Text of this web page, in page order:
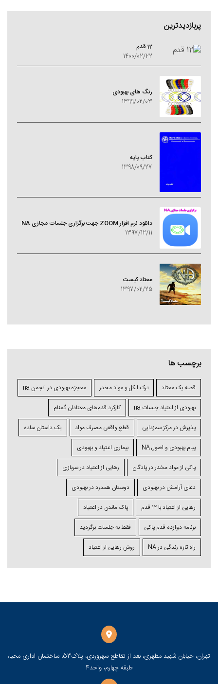
پربازدیدترین
12 قدم
1400/02/22
رنگ های بهبودی
1399/02/03
کتاب پایه
1398/09/27
دانلود نرم افزار ZOOM جهت برگزاری جلسات مجازی NA
1397/12/11
معتاد کيست
1397/02/25
برچسب ها
قصه یک معتاد ترک الکل و مواد مخدر معجزه بهبودی در انجمن na
بهبودی از اعتیاد جلسات na کارکرد قدم‌های معتادان گمنام
پذیرش در مرکز سم‌زدایی قطع واقعی مصرف مواد یک داستان ساده
پیام بهبودی و اصول NA بیماری اعتیاد و بهبودی
پاکی از مواد مخدر در پادگان رهایی از اعتیاد در سربازی
دعای آرامش در بهبودی دوستان همدرد در بهبودی
رهایی از اعتیاد با ۱۲ قدم پاک ماندن در اعتیاد
برنامه دوازده قدم پاکی فقط به جلسات برگردید
راه تازه زندگی در NA روش رهایی از اعتیاد
تهران، خیابان شهید مطهری، بعد از تقاطع سهروردی، پلاک53، ساختمان اداری محیا،
طبقه چهارم، واحد4